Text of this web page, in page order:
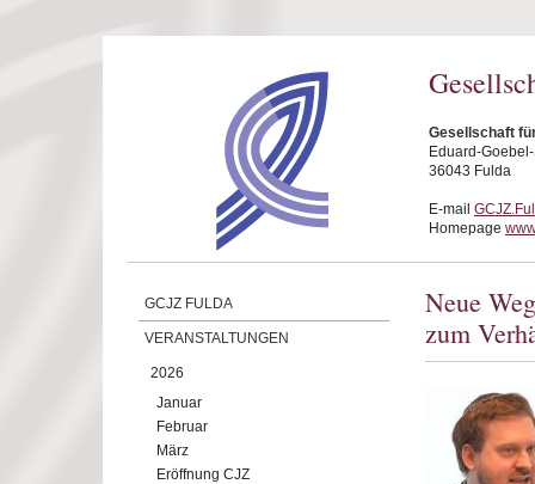
Gesellschaft
Eduard-
36043 Fulda
E-mail
Homepage
GCJZ FULDA
VERANSTALTUNGEN
2026
Januar
Februar
März
Eröffnung CJZ
Neue
zum